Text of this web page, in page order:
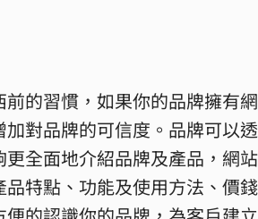
前的習慣，如果你的品牌擁有
對品牌的可信度。品牌可以
全面地介紹品牌及產品，網
特點、功能及使用方法、價